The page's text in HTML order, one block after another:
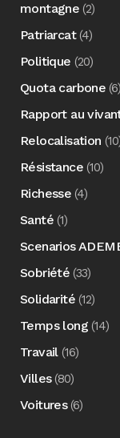
montagne (2)
Patriarcat(4)
Politique (20)
Quota carbone (6)
Rapport au
Relocalisation
Résistance (10)
Richesse (4)
Santé (1)
Scenarios
Sobriété (33)
Solidarité (12)
Temps long (14)
Travail(16)
Villes(80)
Voitures(6)